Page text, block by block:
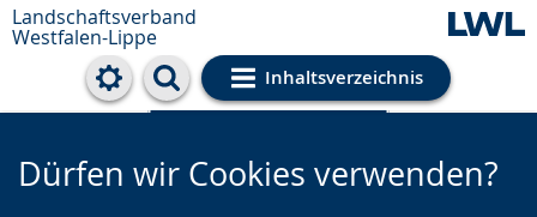
Landschaftsverband
Westfalen-Lippe
Inhaltsverzeichnis
Cookie-Einstellungen
Dürfen wir Cookies verwenden?